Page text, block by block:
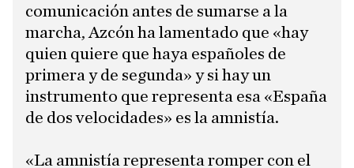
comunicación antes de sumarse a la
marcha, Azcón ha lamentado que «hay
quien quiere que haya españoles de
primera y de segunda» y si hay un
instrumento que representa esa «España
de dos velocidades» es la amnistía.
«La amnistía representa romper con el